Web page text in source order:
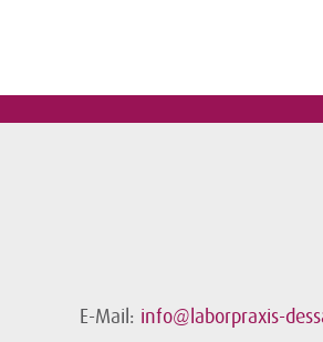
E-Mail: info@laborpraxis-